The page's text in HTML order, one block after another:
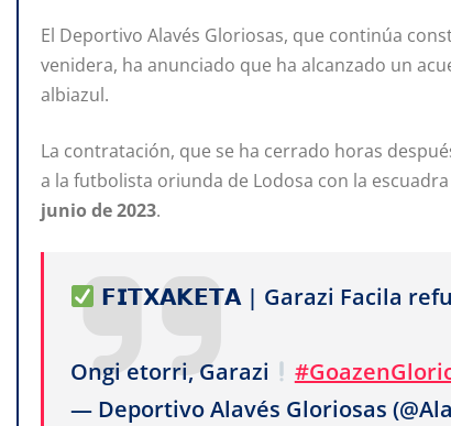
El Deportivo Alavés Gloriosas, que continúa
venidera, ha anunciado que ha alcanzado un
albiazul.
La contratación, que se ha cerrado horas
a la futbolista oriunda de Lodosa con la
junio de2023.
𝗙𝗜𝗧𝗫𝗔𝗞𝗘𝗧𝗔 | Garazi Facila
Ongi etorri, Garazi
— Deportivo Alavés Gloriosas